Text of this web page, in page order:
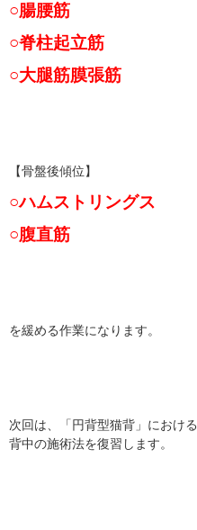
○腸腰筋
○脊柱起立筋
○大腿筋膜張筋
【骨盤後傾位】
○ハムストリングス
○腹直筋
を緩める作業になります。
次回は、「円背型猫背」における
背中の施術法を復習します。